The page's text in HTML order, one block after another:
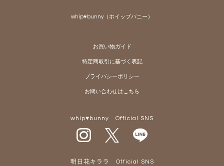
whip♥bunny（ホイップバニー）
お買い物ガイド
特定商取引に基づく表記
プライバシーポリシー
お問い合わせはこちら
whip♥bunny Official SNS
明日花キララ Official SNS